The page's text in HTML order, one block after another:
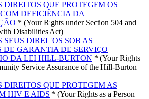
DIREITOS QUE PROTEGEM OS
DEFICIÊNCIA DA
* (Your Rights under Section 504 and
Disabilities Act)
SEUS DIREITOS SOB AS
DE GARANTIA DE SERVIÇO
DA LEI HILL-BURTON * (Your Rights
Service Assurance of the Hill-Burton
DIREITOS QUE PROTEGEM AS
HIV E AIDS * (Your Rights as a Person